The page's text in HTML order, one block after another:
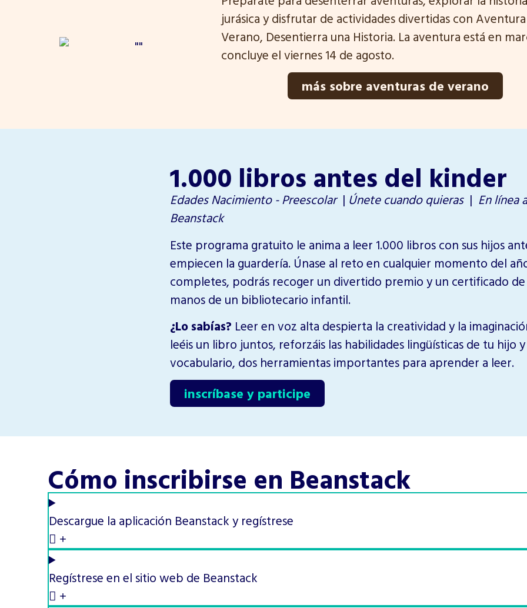
jurásica y disfrutar de actividades divertidas con
Verano, Desentierra una Historia. La aventura está en
concluye el viernes 14 de agosto.
más sobre aventuras de verano
1.000 libros antes del kinder
Edades Nacimiento - Preescolar| Únete cuando quieras | En línea
Beanstack
Este programa gratuito le anima a leer 1.000 libros con sus hijos
empiecen la guardería. Únase al reto en cualquier momento del
completes, podrás recoger un divertido premio y un certificado
manos de un bibliotecario infantil.
¿Lo sabías? Leer en voz alta despierta la creatividad y la
leéis un libro juntos, reforzáis las habilidades lingüísticas de tu hijo
vocabulario, dos herramientas importantes para aprender a leer.
inscríbase y participe
Cómo inscribirse en Beanstack
Descargue la aplicación Beanstack y regístrese
Regístrese en el sitio web de Beanstack